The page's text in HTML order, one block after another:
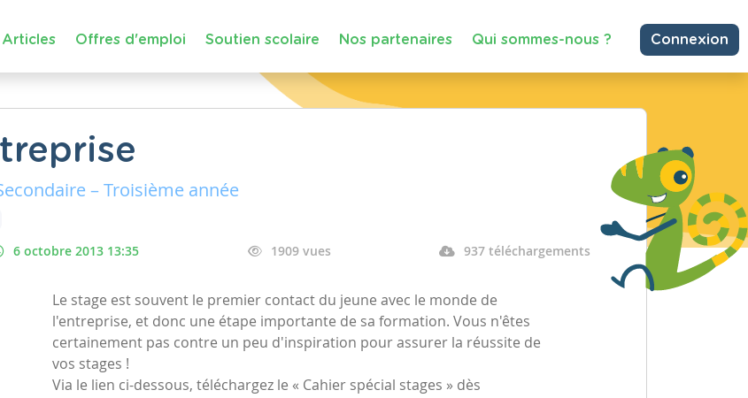
Articles Offres d'emploi Soutien scolaire Nos partenaires Qui sommes-nous ? Connexion
– Troisième année
6 octobre 2013 13:35 1909 vues 937 téléchargements
Le stage est souvent le premier contact du jeune avec le monde de
l'entreprise, et donc une étape importante de sa formation. Vous n'êtes
certainement pas contre un peu d'inspiration pour assurer la réussite de
vos stages !
Via le lien ci-dessous, téléchargez le « Cahier spécial stages » dès